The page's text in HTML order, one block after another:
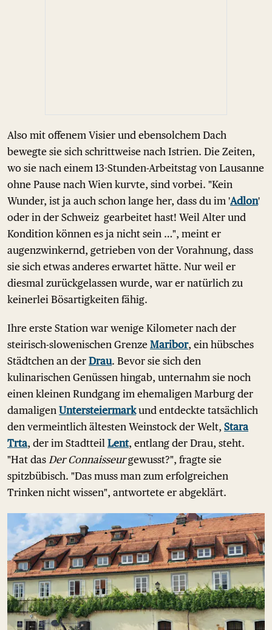
Also mit offenem Visier und ebensolchem Dach
bewegte sie sich schrittweise nach Istrien. Die Zeiten,
wo sie nach einem 13-Stunden-Arbeitstag von Lausanne
ohne Pause nach Wien kurvte, sind vorbei. "Kein
Wunder, ist ja auch schon lange her, dass du im 'Adlon'
oder in der Schweiz gearbeitet hast! Weil Alter und
Kondition können es ja nicht sein …", meint er
augenzwinkernd, getrieben von der Vorahnung, dass
sie sich etwas anderes erwartet hätte. Nur weil er
diesmal zurückgelassen wurde, war er natürlich zu
keinerlei Bösartigkeiten fähig.
Ihre erste Station war wenige Kilometer nach der
steirisch-slowenischen Grenze Maribor, ein hübsches
Städtchen an der Drau. Bevor sie sich den
kulinarischen Genüssen hingab, unternahm sie noch
einen kleinen Rundgang im ehemaligen Marburg der
damaligen Untersteiermarkund entdeckte tatsächlich
den vermeintlich ältesten Weinstock der Welt, Stara
Trta, der im Stadtteil Lent, entlang der Drau, steht.
"Hat das Der Connaisseurgewusst?", fragte sie
spitzbübisch. "Das muss man zum erfolgreichen
Trinken nicht wissen", antwortete er abgeklärt.